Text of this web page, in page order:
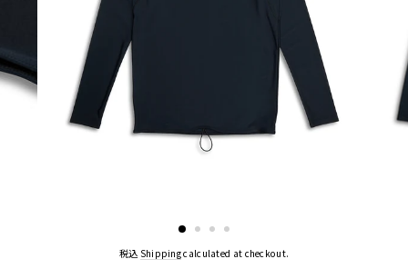
税込 Shippingcalculated at checkout.